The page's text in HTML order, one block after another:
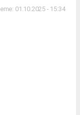
01.10.2025 - 15:34